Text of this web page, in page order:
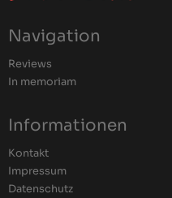
Navigation
Reviews
In memoriam
Informationen
Kontakt
Impressum
Datenschutz